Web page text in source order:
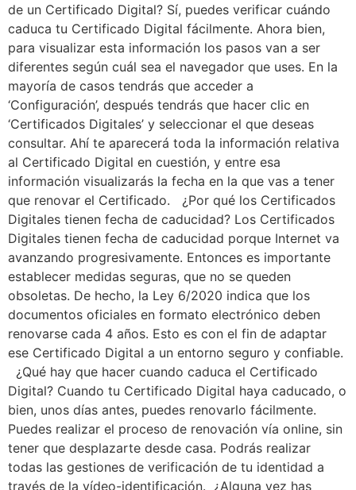
de un Certificado Digital? Sí, puedes verificar cuándo
caduca tu Certificado Digital fácilmente. Ahora bien,
para visualizar esta información los pasos van a ser
diferentes según cuál sea el navegador que uses. En la
mayoría de casos tendrás que acceder a
‘Configuración’, después tendrás que hacer clic en
‘Certificados Digitales’ y seleccionar el que deseas
consultar. Ahí te aparecerá toda la información relativa
al Certificado Digital en cuestión, y entre esa
información visualizarás la fecha en la que vas a tener
que renovar el Certificado. ¿Por qué los Certificados
Digitales tienen fecha de caducidad? Los Certificados
Digitales tienen fecha de caducidad porque Internet va
avanzando progresivamente. Entonces es importante
establecer medidas seguras, que no se queden
obsoletas. De hecho, la Ley 6/2020 indica que los
documentos oficiales en formato electrónico deben
renovarse cada 4 años. Esto es con el fin de adaptar
ese Certificado Digital a un entorno seguro y confiable.
¿Qué hay que hacer cuando caduca el Certificado
Digital? Cuando tu Certificado Digital haya caducado, o
bien, unos días antes, puedes renovarlo fácilmente.
Puedes realizar el proceso de renovación vía online, sin
tener que desplazarte desde casa. Podrás realizar
todas las gestiones de verificación de tu identidad a
través de la vídeo-identificación. ¿Alguna vez has